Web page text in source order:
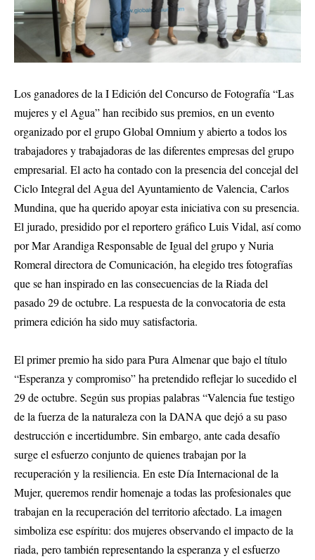
Los ganadores de la I Edición del Concurso de Fotografía “Las
mujeres y el Agua” han recibido sus premios, en un evento
organizado por el grupo Global Omnium y abierto a todos los
trabajadores y trabajadoras de las diferentes empresas del grupo
empresarial. El acto ha contado con la presencia del concejal del
Ciclo Integral del Agua del Ayuntamiento de Valencia, Carlos
Mundina, que ha querido apoyar esta iniciativa con su presencia.
El jurado, presidido por el reportero gráfico Luis Vidal, así como
por Mar Arandiga Responsable de Igual del grupo y Nuria
Romeral directora de Comunicación, ha elegido tres fotografías
que se han inspirado en las consecuencias de la Riada del
pasado 29 de octubre. La respuesta de la convocatoria de esta
primera edición ha sido muy satisfactoria.
El primer premio ha sido para Pura Almenar que bajo el título
“Esperanza y compromiso” ha pretendido reflejar lo sucedido el
29 de octubre. Según sus propias palabras “Valencia fue testigo
de la fuerza de la naturaleza con la DANA que dejó a su paso
destrucción e incertidumbre. Sin embargo, ante cada desafío
surge el esfuerzo conjunto de quienes trabajan por la
recuperación y la resiliencia. En este Día Internacional de la
Mujer, queremos rendir homenaje a todas las profesionales que
trabajan en la recuperación del territorio afectado. La imagen
simboliza ese espíritu: dos mujeres observando el impacto de la
riada, pero también representando la esperanza y el esfuerzo